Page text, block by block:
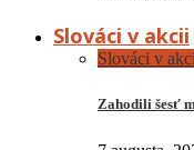
Slováci v akcii
Slováci v
Zahodili šesť